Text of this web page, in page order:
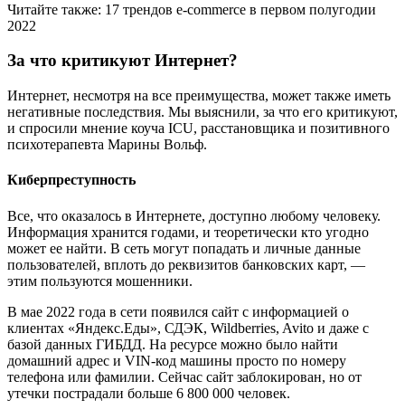
Читайте также: 17 трендов e-сommerce в первом полугодии
2022
За что критикуют Интернет?
Интернет, несмотря на все преимущества, может также иметь
негативные последствия. Мы выяснили, за что его критикуют,
и спросили мнение коуча ICU, расстановщика и позитивного
психотерапевта Марины Вольф.
Киберпреступность
Все, что оказалось в Интернете, доступно любому человеку.
Информация хранится годами, и теоретически кто угодно
может ее найти. В сеть могут попадать и личные данные
пользователей, вплоть до реквизитов банковских карт, —
этим пользуются мошенники.
В мае 2022 года в сети появился сайт с информацией о
клиентах «Яндекс.Еды», СДЭК, Wildberries, Avito и даже с
базой данных ГИБДД. На ресурсе можно было найти
домашний адрес и VIN-код машины просто по номеру
телефона или фамилии. Сейчас сайт заблокирован, но от
утечки пострадали больше 6 800 000 человек.